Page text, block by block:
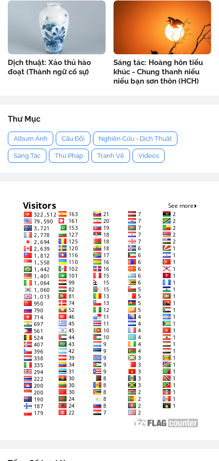
Dịch thuật: Xảo thủ hào
đoạt (Thành ngữ cố sự)
Sáng tác: Hoàng hôn tiểu
khúc - Chung thanh niểu
niểu bạn sơn thôn (HCH)
Thư Mục
Album Ảnh Câu Đối Nghiên Cứu - Dịch Thuật
Sáng Tác Thư Pháp Tranh Vẽ Videos